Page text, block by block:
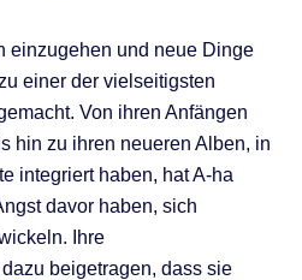
einzugehen und neue Dinge
einer der vielseitigsten
Von ihren Anfängen
hin zu ihren neueren Alben, in
integriert haben, hat A-ha
davor haben, sich
Ihre
beigetragen, dass sie